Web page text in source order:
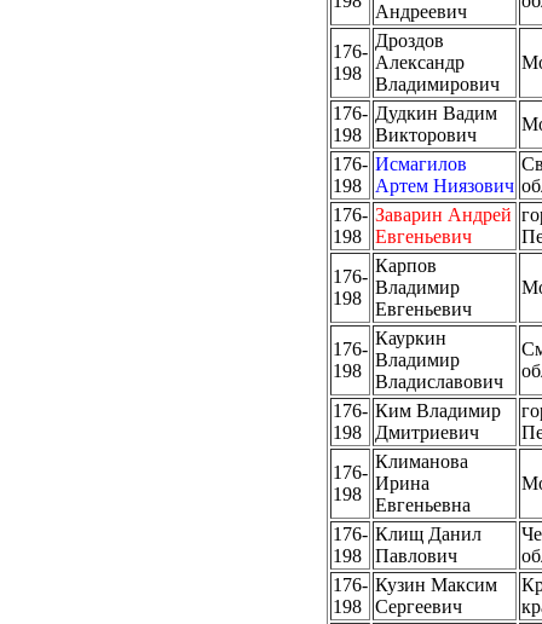
Андреевич
176-
198
Дроздов
Александр
Владимирович
176-
198
Дудкин Вадим
Викторович
176-
198
Исмагилов
Артем Ниязович
176-
198
Заварин Андрей
Евгеньевич
176-
198
Карпов
Владимир
Евгеньевич
176-
198
Кауркин
Владимир
Владиславович
176-
198
Ким Владимир
Дмитриевич
176-
198
Климанова
Ирина
Евгеньевна
176-
198
Клищ Данил
Павлович
176-
198
Кузин Максим
Сергеевич